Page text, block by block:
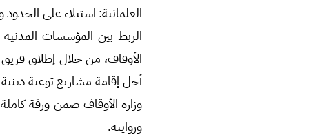
الربط بين المؤسسات
الأوقاف، من خلال إطلاق فريق
أجل إقامة مشاريع توعية
وزارة الأوقاف ضمن ورقة
وروايته.